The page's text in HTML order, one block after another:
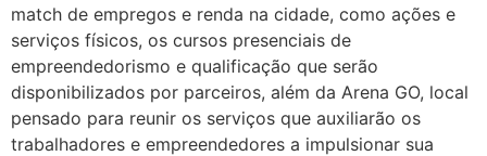
match de empregos e renda na cidade, como ações e
serviços físicos, os cursos presenciais de
empreendedorismo e qualificação que serão
disponibilizados por parceiros, além da Arena GO, local
pensado para reunir os serviços que auxiliarão os
trabalhadores e empreendedores a impulsionar sua